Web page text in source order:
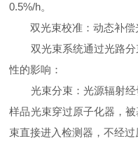
0.5%/h。
双光束校准：动态补偿
双光束系统通过光路分
性的影响：
光束分束：光源辐射经
样品光束穿过原子化器，
束直接进入检测器，不经过